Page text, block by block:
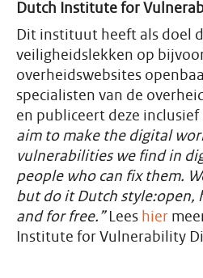
Dutch Institute for
Dit instituut heeft als doel
veiligheidslekken op
overheidswebsites
specialisten van de
en publiceert deze
aim to make the digital
vulnerabilities we find in
people who can fix them.
but do it Dutch style:open,
and for free.”Lees hier
Institute for Vulnerability